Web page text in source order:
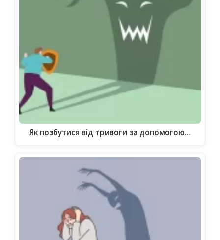
Як позбутися від тривоги за допомогою…